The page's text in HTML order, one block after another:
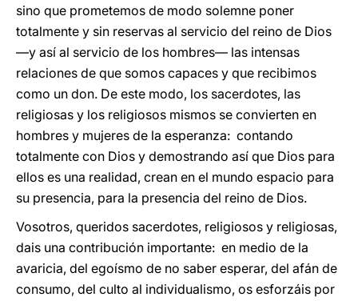
sino que prometemos de modo solemne poner
totalmente y sin reservas al servicio del reino de Dios
—y así al servicio de los hombres— las intensas
relaciones de que somos capaces y que recibimos
como un don. De este modo, los sacerdotes, las
religiosas y los religiosos mismos se convierten en
hombres y mujeres de la esperanza: contando
totalmente con Dios y demostrando así que Dios para
ellos es una realidad, crean en el mundo espacio para
su presencia, para la presencia del reino de Dios.
Vosotros, queridos sacerdotes, religiosos y religiosas,
dais una contribución importante: en medio de la
avaricia, del egoísmo de no saber esperar, del afán de
consumo, del culto al individualismo, os esforzáis por